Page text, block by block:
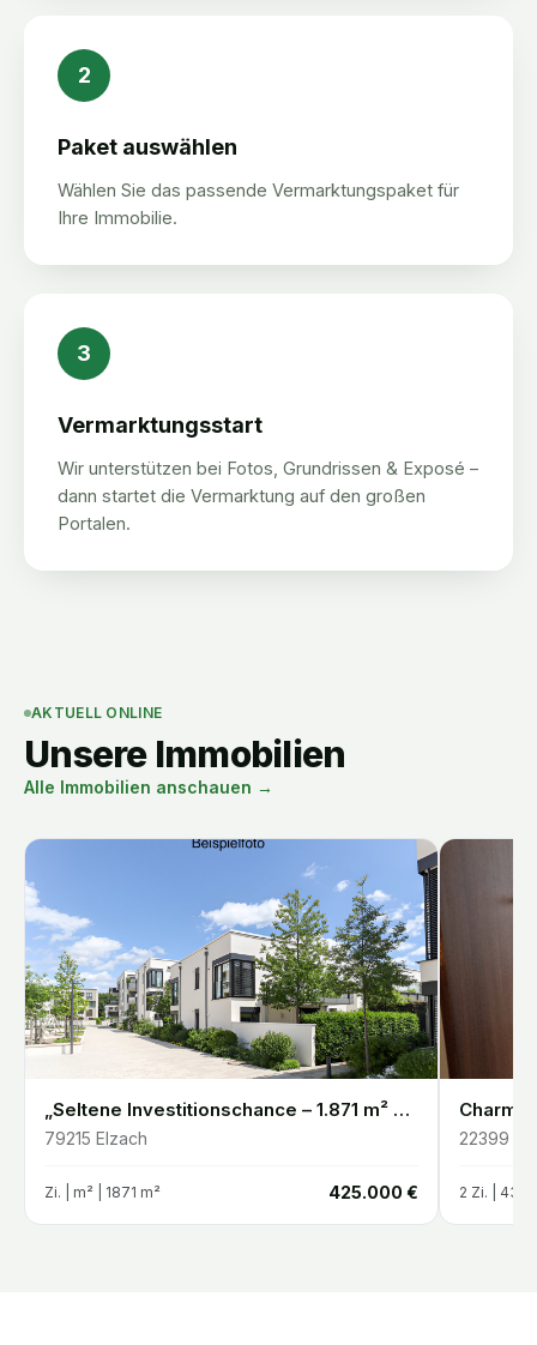
2
Paket auswählen
Wählen Sie das passende Vermarktungspaket für
Ihre Immobilie.
3
Vermarktungsstart
Wir unterstützen bei Fotos, Grundrissen & Exposé –
dann startet die Vermarktung auf den großen
Portalen.
AKTUELL ONLINE
Unsere Immobilien
Alle Immobilien anschauen →
„Seltene Investitionschance – 1.871 m² Entwicklungsgrundstück in Elzach-Oberprechtal“
79215 Elzach
Zi. | m² | 1871 m² 425.000 €
22399
2 Zi. | 43.5